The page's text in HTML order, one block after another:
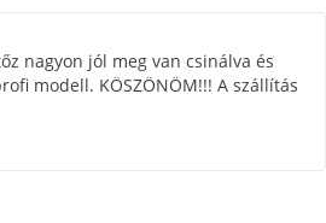
nagyon jól meg van csinálva és
modell. KÖSZÖNÖM!!! A szállítás